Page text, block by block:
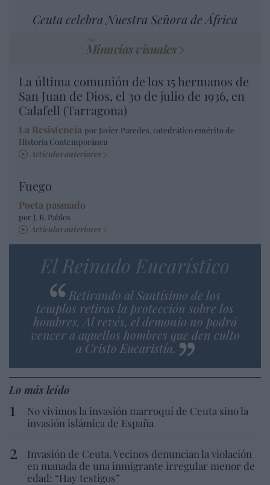
Ceuta celebra Nuestra Señora de África
Minucias visuales
La última comunión de los 15 hermanos de
San Juan de Dios, el 30 de julio de 1936, en
Calafell (Tarragona)
La Resistencia por Javier Paredes, catedrático emérito de
Historia Contemporánea
Artículos anteriores
Fuego
Poeta pasmado
por J. R. Pablos
Artículos anteriores
El Reinado Eucarístico
Retirando al Santísimo de los
templos retiras la protección sobre los
hombres. Al revés, el demonio no podrá
vencer a aquellos hombres que den culto
a Cristo Eucaristía.
Lo más leído
No vivimos la invasión marroquí de Ceuta sino la
invasión islámica de España
Invasión de Ceuta. Vecinos denuncian la violación
en manada de una inmigrante irregular menor de
edad: “Hay testigos”